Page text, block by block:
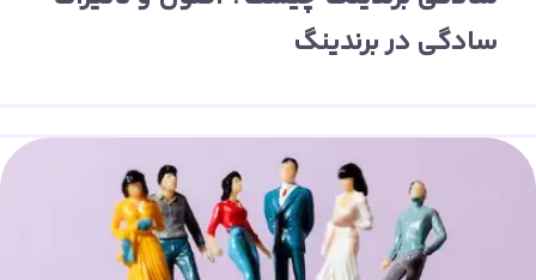
سادگی در برندینگ